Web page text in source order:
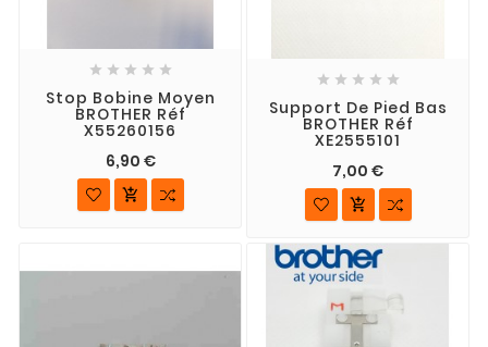
    
Stop Bobine Moyen
BROTHER Réf
X55260156
6,90 €

    
Support De Pied Bas
BROTHER Réf
XE2555101
7,00 €
